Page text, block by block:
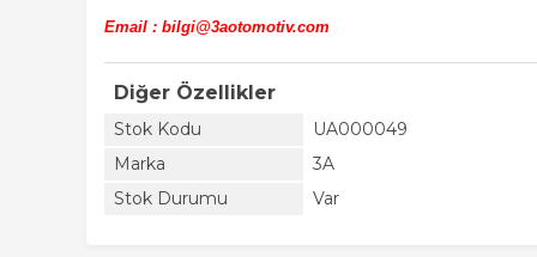
Email : bilgi@3aotomotiv.com
Diğer Özellikler
Stok Kodu
UA000049
Marka
3A
Stok Durumu
Var